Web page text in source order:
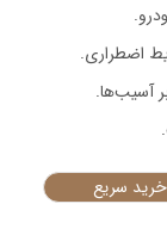
اضطراری.
آسیب‌ها.
خرید سریع